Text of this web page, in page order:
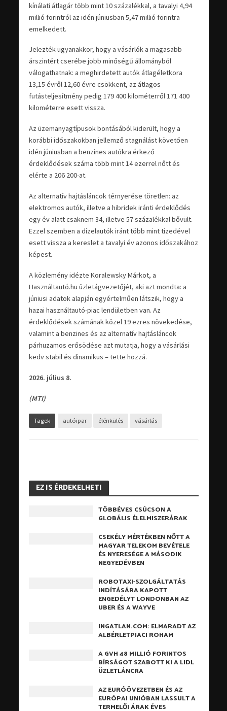
kínálati átlagár több mint 10 százalékkal, a tavalyi 4,94
millió forintról az idén júniusban 5,47 millió forintra
emelkedett.
Jelezték ugyanakkor, hogy a vásárlók a magasabb
árszintért cserébe jobb minőségű állományból
válogathatnak: a meghirdetett autók átlagéletkora
13,15 évről 12,60 évre csökkent, az átlagos
futásteljesítmény pedig 179 400 kilométerről 171 400
kilométerre esett vissza.
Az üzemanyagtípusok bontásából kiderült, hogy a
korábbi időszakokban jellemző stagnálást követően
idén júniusban a benzines autókra érkező
érdeklődések száma több mint 14 ezerrel nőtt és
elérte a 206 200-at.
Az alternatív hajtásláncok térnyerése töretlen: az
elektromos autók, illetve a hibridek iránti érdeklődés
egy év alatt csaknem 34, illetve 57 százalékkal bővült.
Ezzel szemben a dízelautók iránt több mint tizedével
esett vissza a kereslet a tavalyi év azonos időszakához
képest.
A közlemény idézte Koralewsky Márkot, a
Használtautó.hu üzletágvezetőjét, aki azt mondta: a
júniusi adatok alapján egyértelműen látszik, hogy a
hazai használtautó-piac lendületben van. Az
érdeklődések számának közel 19 ezres növekedése,
valamint a benzines és az alternatív hajtásláncok
párhuzamos erősödése azt mutatja, hogy a vásárlási
kedv stabil és dinamikus – tette hozzá.
2026. július 8.
(MTI)
Tagek autóipar élénkülés vásárlás
EZ IS ÉRDEKELHETI
TÖBBÉVES CSÚCSON A
GLOBÁLIS ÉLELMISZERÁRAK
CSEKÉLY MÉRTÉKBEN NŐTT A
MAGYAR TELEKOM BEVÉTELE
ÉS NYERESÉGE A MÁSODIK
NEGYEDÉVBEN
ROBOTAXI-SZOLGÁLTATÁS
INDÍTÁSÁRA KAPOTT
ENGEDÉLYT LONDONBAN AZ
UBER ÉS A WAYVE
INGATLAN.COM: ELMARADT AZ
ALBÉRLETPIACI ROHAM
A GVH 48 MILLIÓ FORINTOS
BÍRSÁGOT SZABOTT KI A LIDL
ÜZLETLÁNCRA
AZ EURÓÖVEZETBEN ÉS AZ
EURÓPAI UNIÓBAN LASSULT A
TERMELŐI ÁRAK ÉVES